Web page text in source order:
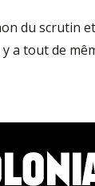
du scrutin et
a tout de